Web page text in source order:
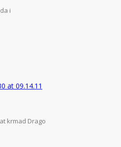
i
krmad Drago